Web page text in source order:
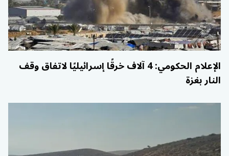
الإعلام الحكومي: 4 آلاف خرقًا إسرائيليًا لاتفاق وقف
النار بغزة